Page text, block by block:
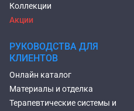
Коллекции
Акции
РУКОВОДСТВА ДЛЯ
КЛИЕНТОВ
Онлайн каталог
Материалы и отделка
Терапевтические системы и